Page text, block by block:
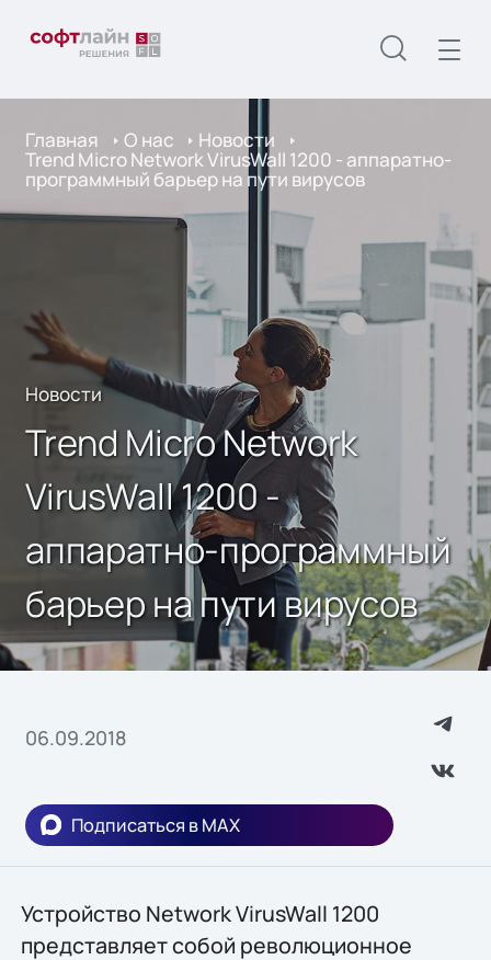
Главная О нас Новости
Trend Micro Network VirusWall 1200 - аппаратно-
программный барьер на пути вирусов
Новости
Trend Micro Network
VirusWall 1200 -
аппаратно-программный
барьер на пути вирусов
06.09.2018
Подписаться в MAX
Устройство Network VirusWall 1200
представляет собой революционное